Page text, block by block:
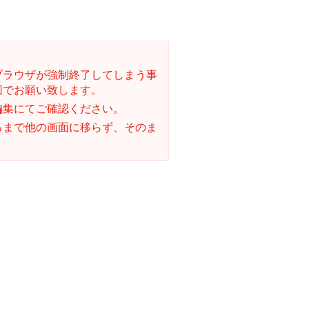
ウザが強制終了してしまう事
お願い致します。
にてご確認ください。
で他の画面に移らず、そのま